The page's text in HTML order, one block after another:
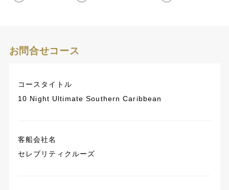
お問合せコース
コースタイトル
10 Night Ultimate Southern Caribbean
客船会社名
セレブリティクルーズ